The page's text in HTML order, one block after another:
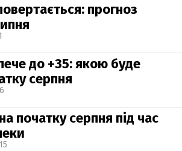
прогноз
до +35: якою буде
серпня
початку серпня під час